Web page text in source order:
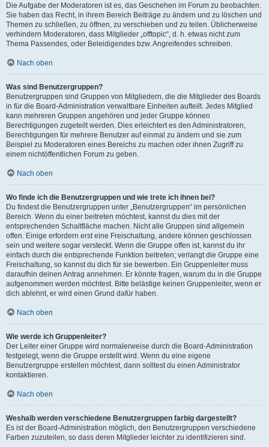
Die Aufgabe der Moderatoren ist es, das Geschehen im Forum zu beobachten.
Sie haben das Recht, in ihrem Bereich Beiträge zu ändern und zu löschen und
Themen zu schließen, zu öffnen, zu verschieben und zu teilen. Üblicherweise
verhindern Moderatoren, dass Mitglieder „offtopic“, d. h. etwas nicht zum
Thema Passendes, oder Beleidigendes bzw. Angreifendes schreiben.
Nach oben
Was sind Benutzergruppen?
Benutzergruppen sind Gruppen von Mitgliedern, die die Mitglieder des Boards
in für die Board-Administration verwaltbare Einheiten aufteilt. Jedes Mitglied
kann mehreren Gruppen angehören und jeder Gruppe können
Berechtigungen zugeteilt werden. Dies erleichtert es den Administratoren,
Berechtigungen für mehrere Benutzer auf einmal zu ändern und sie zum
Beispiel zu Moderatoren eines Bereichs zu machen oder ihnen Zugriff zu
einem nichtöffentlichen Forum zu geben.
Nach oben
Wo finde ich die Benutzergruppen und wie trete ich ihnen bei?
Du findest die Benutzergruppen unter „Benutzergruppen“ im persönlichen
Bereich. Wenn du einer beitreten möchtest, kannst du dies mit der
entsprechenden Schaltfläche machen. Nicht alle Gruppen sind allgemein
offen. Einige erfordern erst eine Freischaltung, andere können geschlossen
sein und weitere sogar versteckt. Wenn die Gruppe offen ist, kannst du ihr
einfach durch die entsprechende Funktion beitreten; verlangt die Gruppe eine
Freischaltung, so kannst du dich für sie bewerben. Ein Gruppenleiter muss
daraufhin deinen Antrag annehmen. Er könnte fragen, warum du in die Gruppe
aufgenommen werden möchtest. Bitte belästige keinen Gruppenleiter, wenn er
dich ablehnt, er wird einen Grund dafür haben.
Nach oben
Wie werde ich Gruppenleiter?
Der Leiter einer Gruppe wird normalerweise durch die Board-Administration
festgelegt, wenn die Gruppe erstellt wird. Wenn du eine eigene
Benutzergruppe erstellen möchtest, dann solltest du einen Administrator
kontaktieren.
Nach oben
Weshalb werden verschiedene Benutzergruppen farbig dargestellt?
Es ist der Board-Administration möglich, den Benutzergruppen verschiedene
Farben zuzuteilen, so dass deren Mitglieder leichter zu identifizieren sind.